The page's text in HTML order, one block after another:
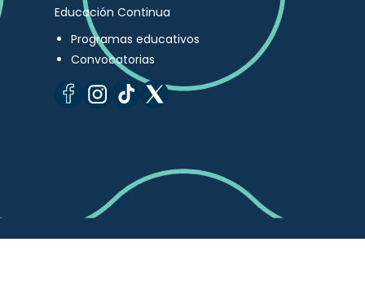
Educación Continua
Programas educativos
Convocatorias